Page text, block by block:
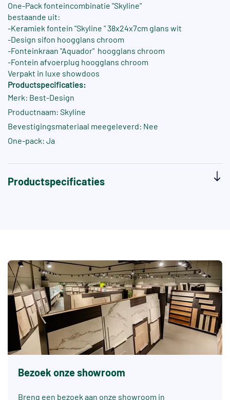
One-Pack fonteincombinatie "Skyline"
bestaande uit:
-Keramiek fontein "Skyline " 38x24x7cm glans wit
-Design sifon hoogglans chroom
-Fonteinkraan "Aquador" hoogglans chroom
-Fontein afvoerplug hoogglans chroom
Verpakt in luxe showdoos
Productspecificaties:
Merk: Best-Design
Productnaam: Skyline
Bevestigingsmateriaal meegeleverd: Nee
One-pack: Ja
Productspecificaties
Bezoek onze showroom
Breng een bezoek aan onze showroom in